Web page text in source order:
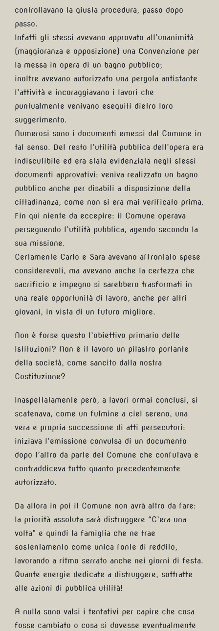
controllavano la giusta procedura, passo dopo
passo.
Infatti gli stessi avevano approvato all’unanimità
(maggioranza e opposizione) una Convenzione per
la messa in opera di un bagno pubblico;
inoltre avevano autorizzato una pergola antistante
l’attività e incoraggiavano i lavori che
puntualmente venivano eseguiti dietro loro
suggerimento.
Numerosi sono i documenti emessi dal Comune in
tal senso. Del resto l’utilità pubblica dell’opera era
indiscutibile ed era stata evidenziata negli stessi
documenti approvativi: veniva realizzato un bagno
pubblico anche per disabili a disposizione della
cittadinanza, come non si era mai verificato prima.
Fin qui niente da eccepire: il Comune operava
perseguendo l’utilità pubblica, agendo secondo la
sua missione.
Certamente Carlo e Sara avevano affrontato spese
considerevoli, ma avevano anche la certezza che
sacrificio e impegno si sarebbero trasformati in
una reale opportunità di lavoro, anche per altri
giovani, in vista di un futuro migliore.
Non è forse questo l’obiettivo primario delle
Istituzioni? Non è il lavoro un pilastro portante
della società, come sancito dalla nostra
Costituzione?
Inaspettatamente però, a lavori ormai conclusi, si
scatenava, come un fulmine a ciel sereno, una
vera e propria successione di atti persecutori:
iniziava l’emissione convulsa di un documento
dopo l’altro da parte del Comune che confutava e
contraddiceva tutto quanto precedentemente
autorizzato.
Da allora in poi il Comune non avrà altro da fare:
la priorità assoluta sarà distruggere “C’era una
volta” e quindi la famiglia che ne trae
sostentamento come unica fonte di reddito,
lavorando a ritmo serrato anche nei giorni di festa.
Quante energie dedicate a distruggere, sottratte
alle azioni di pubblica utilità!
A nulla sono valsi i tentativi per capire che cosa
fosse cambiato o cosa si dovesse eventualmente